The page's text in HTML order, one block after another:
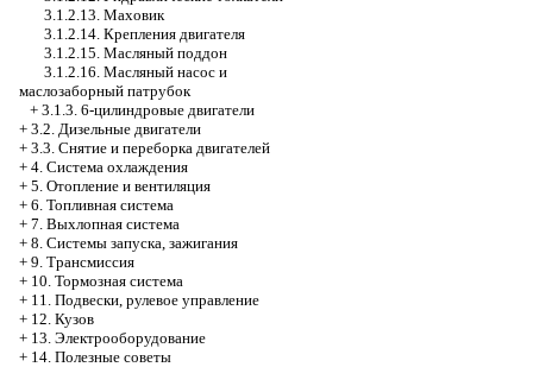
3.1.2.13. Маховик
3.1.2.14. Крепления двигателя
3.1.2.15. Масляный поддон
3.1.2.16. Масляный насос и
маслозаборный патрубок
+ 3.1.3. 6-цилиндровые двигатели
+ 3.2. Дизельные двигатели
+ 3.3. Снятие и переборка двигателей
+ 4. Система охлаждения
+ 5. Отопление и вентиляция
+ 6. Топливная система
+ 7. Выхлопная система
+ 8. Системы запуска, зажигания
+ 9. Трансмиссия
+ 10. Тормозная система
+ 11. Подвески, рулевое управление
+ 12. Кузов
+ 13. Электрооборудование
+ 14. Полезные советы